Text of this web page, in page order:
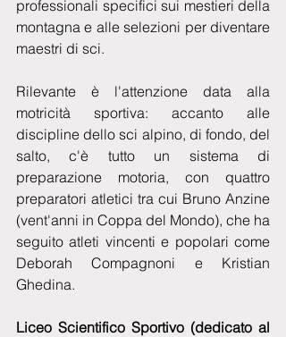
professionali specifici sui mestieri della
montagna e alle selezioni per diventare
maestri di sci.
Rilevante è l'attenzione data alla
motricità sportiva: accanto alle
discipline dello sci alpino, di fondo, del
salto, c'è tutto un sistema di
preparazione motoria, con quattro
preparatori atletici tra cui Bruno Anzine
(vent'anni in Coppa del Mondo), che ha
seguito atleti vincenti e popolari come
Deborah Compagnoni e Kristian
Ghedina.
Liceo Scientifico Sportivo (dedicato al